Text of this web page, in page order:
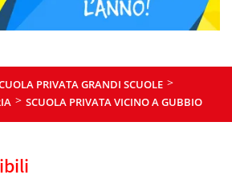
PRIVATA GRANDI SCUOLE >
> SCUOLA PRIVATA VICINO A GUBBIO